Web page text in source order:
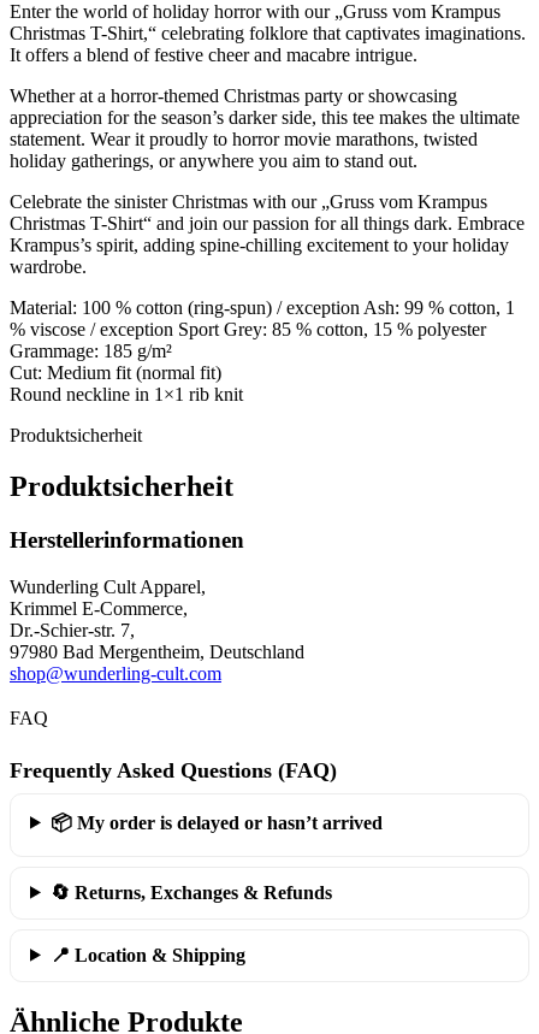
Enter the world of holiday horror with our „Gruss vom Krampus
Christmas T-Shirt,“ celebrating folklore that captivates imaginations.
It offers a blend of festive cheer and macabre intrigue.
Whether at a horror-themed Christmas party or showcasing
appreciation for the season’s darker side, this tee makes the ultimate
statement. Wear it proudly to horror movie marathons, twisted
holiday gatherings, or anywhere you aim to stand out.
Celebrate the sinister Christmas with our „Gruss vom Krampus
Christmas T-Shirt“ and join our passion for all things dark. Embrace
Krampus’s spirit, adding spine-chilling excitement to your holiday
wardrobe.
Material: 100 % cotton (ring-spun) / exception Ash: 99 % cotton, 1
% viscose / exception Sport Grey: 85 % cotton, 15 % polyester
Grammage: 185 g/m²
Cut: Medium fit (normal fit)
Round neckline in 1×1 rib knit
Produktsicherheit
Produktsicherheit
Herstellerinformationen
Wunderling Cult Apparel,
Krimmel E-Commerce,
Dr.-Schier-str. 7,
97980 Bad Mergentheim, Deutschland
shop@wunderling-cult.com
FAQ
Frequently Asked Questions (FAQ)
📦 My order is delayed or hasn’t arrived
🔄 Returns, Exchanges & Refunds
📍 Location & Shipping
Ähnliche Produkte